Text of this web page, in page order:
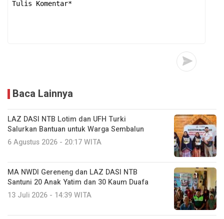
Baca Lainnya
LAZ DASI NTB Lotim dan UFH Turki
Salurkan Bantuan untuk Warga Sembalun
6 Agustus 2026 - 20:17 WITA
MA NWDI Gereneng dan LAZ DASI NTB
Santuni 20 Anak Yatim dan 30 Kaum Duafa
13 Juli 2026 - 14:39 WITA